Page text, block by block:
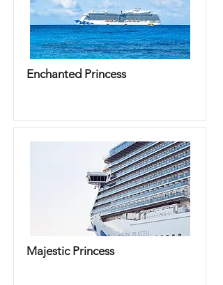
Enchanted Princess
Majestic Princess